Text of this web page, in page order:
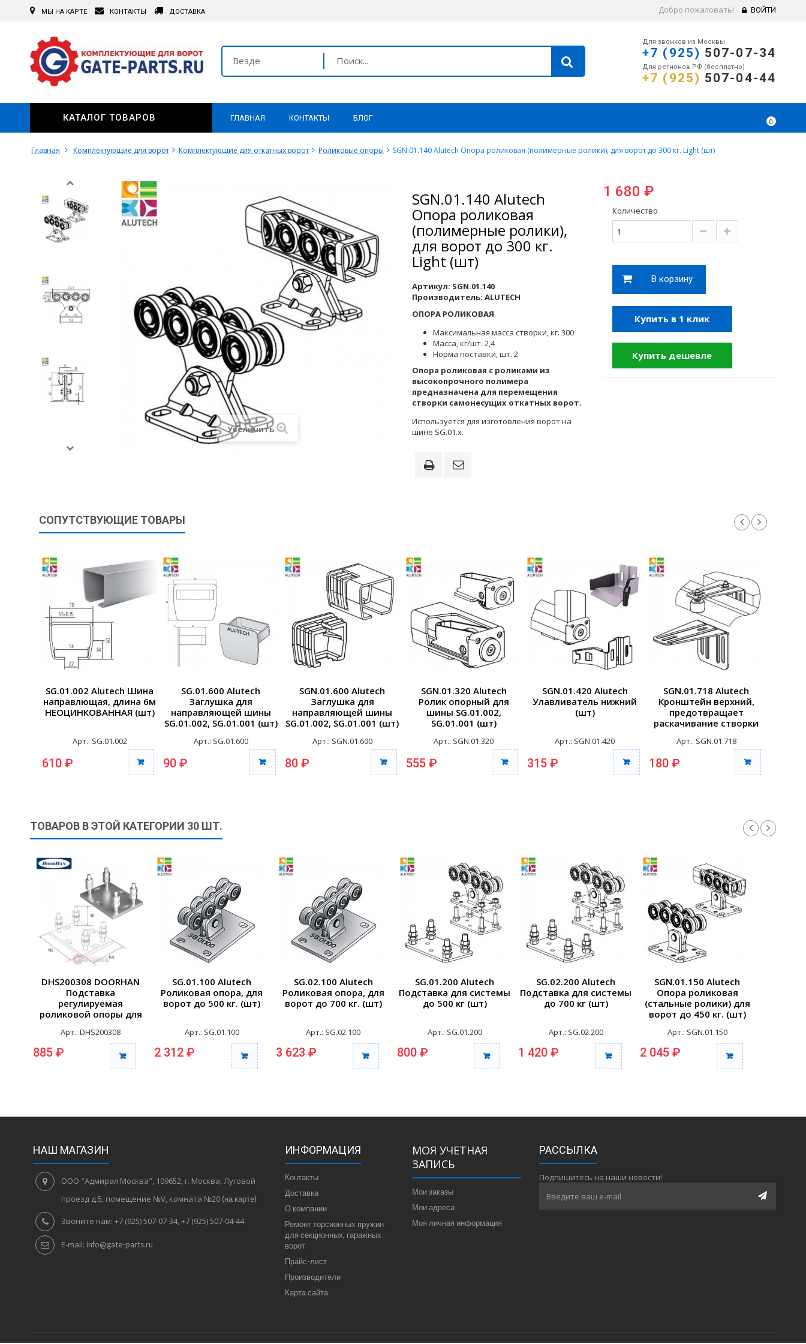
Добро пожаловать! ВОЙТИ
МЫ НА КАРТЕ КОНТАКТЫ ДОСТАВКА
Везде
Для звонков из Москвы
+7 (925) 507-07-34
Для регионов РФ (бесплатно)
+7 (925) 507-04-44
0
ГЛАВНАЯ КОНТАКТЫ БЛОГ
КАТАЛОГ ТОВАРОВ
Главная Комплектующие для ворот Комплектующие для откатных ворот Роликовые опоры SGN.01.140 Alutech Опора роликовая (полимерные ролики), для ворот до 300 кг. Light (шт)
Увеличить
SGN.01.140 Alutech
Опора роликовая
(полимерные ролики),
для ворот до 300 кг.
Light (шт)
Артикул: SGN.01.140
Производитель: ALUTECH
ОПОРА РОЛИКОВАЯ
Максимальная масса створки, кг. 300
Масса, кг/шт. 2,4
Норма поставки, шт. 2
Опора роликовая с роликами из
высокопрочного полимера
предназначена для перемещения
створки самонесущих откатных ворот.
Используется для изготовления ворот на
шине SG.01.x.
1 680 ₽
Количество
В корзину
Купить в 1 клик
Купить дешевле
СОПУТСТВУЮЩИЕ ТОВАРЫ
SG.01.002 Alutech Шина
направлющая, длина 6м
НЕОЦИНКОВАННАЯ (шт)
Арт.: SG.01.002
610 ₽
SG.01.600 Alutech
Заглушка для
направляющей шины
SG.01.002, SG.01.001 (шт)
Арт.: SG.01.600
90 ₽
SGN.01.600 Alutech
Заглушка для
направляющей шины
SG.01.002, SG.01.001 (шт)
Арт.: SGN.01.600
80 ₽
SGN.01.320 Alutech
Ролик опорный для
шины SG.01.002,
SG.01.001 (шт)
Арт.: SGN.01.320
555 ₽
SGN.01.420 Alutech
Улавливатель нижний
(шт)
Арт.: SGN.01.420
315 ₽
SGN.01.718 Alutech
Кронштейн верхний,
предотвращает
раскачивание створки
Арт.: SGN.01.718
180 ₽
ТОВАРОВ В ЭТОЙ КАТЕГОРИИ 30 ШТ.
DHS200308 DOORHAN
Подставка
регулируемая
роликовой опоры для
Арт.: DHS200308
885 ₽
SG.01.100 Alutech
Роликовая опора, для
ворот до 500 кг. (шт)
Арт.: SG.01.100
2 312 ₽
SG.02.100 Alutech
Роликовая опора, для
ворот до 700 кг. (шт)
Арт.: SG.02.100
3 623 ₽
SG.01.200 Alutech
Подставка для системы
до 500 кг (шт)
Арт.: SG.01.200
800 ₽
SG.02.200 Alutech
Подставка для системы
до 700 кг (шт)
Арт.: SG.02.200
1 420 ₽
SGN.01.150 Alutech
Опора роликовая
(стальные ролики) для
ворот до 450 кг. (шт)
Арт.: SGN.01.150
2 045 ₽
НАШ МАГАЗИН
ООО "Адмирал Москва", 109652, г. Москва, Луговой
проезд д.5, помещение №V, комната №20 (на карте)
Звоните нам: +7 (925) 507-07-34, +7 (925) 507-04-44
E-mail: info@gate-parts.ru
ИНФОРМАЦИЯ
Контакты
Доставка
О компании
Ремонт торсионных пружин
для секционных, гаражных
ворот
Прайс-лист
Производители
Карта сайта
МОЯ УЧЕТНАЯ
ЗАПИСЬ
Мои заказы
Мои адреса
Моя личная информация
РАССЫЛКА
Подпишитесь на наши новости!